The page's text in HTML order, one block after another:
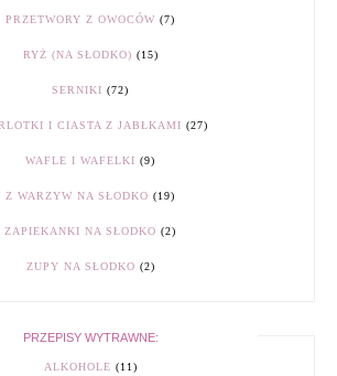
PRZETWORY Z OWOCÓW (7)
RYŻ (NA SŁODKO) (15)
SERNIKI (72)
I CIASTA Z JABŁKAMI (27)
WAFLE I WAFELKI (9)
Z WARZYW NA SŁODKO (19)
ZAPIEKANKI NA SŁODKO (2)
ZUPY NA SŁODKO (2)
PRZEPISY WYTRAWNE:
ALKOHOLE (11)